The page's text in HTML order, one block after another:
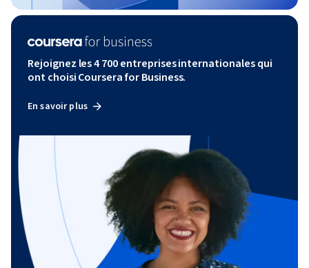
Rejoignez les 4 700 entreprises internationales qui
ont choisi Coursera for Business.
En savoir plus